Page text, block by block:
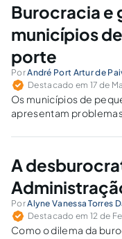
Burocracia e
municípios
porte
PorAndré Port Artur de
Destacado em 17 de
Os municípios de
apresentam
bom funcionamento e
sobretudo, os
Gerais.
A
PorAlyne Vanessa Torres
Destacado em 12 de
Como o dilema da